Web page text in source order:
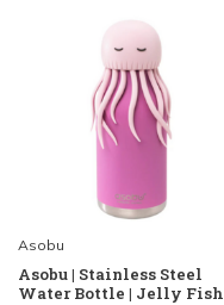
Asobu
Asobu | Stainless Steel
Water Bottle | Jelly Fish